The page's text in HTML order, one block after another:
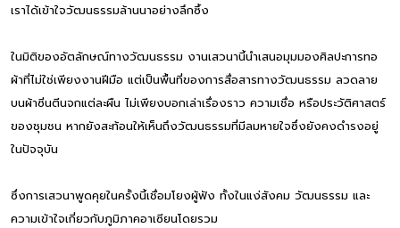
เราได้เข้าใจวัฒนธรรมล้านนาอย่างลึกซึ้ง
ในมิติของอัตลักษณ์ทางวัฒนธรรม งานเสวนานี้นำเสนอมุมมองศิลปะการทอ
ผ้าที่ไม่ใช่เพียงงานฝีมือ แต่เป็นพื้นที่ของการสื่อสารทางวัฒนธรรม ลวดลาย
บนผ้าซิ่นตีนจกแต่ละผืน ไม่เพียงบอกเล่าเรื่องราว ความเชื่อ หรือประวัติศาสตร์
ของชุมชน หากยังสะท้อนให้เห็นถึงวัฒนธรรมที่มีลมหายใจซึ่งยังคงดำรงอยู่
ในปัจจุบัน
ซึ่งการเสวนาพูดคุยในครั้งนี้เชื่อมโยงผู้ฟัง ทั้งในแง่สังคม วัฒนธรรม และ
ความเข้าใจเกี่ยวกับภูมิภาคอาเซียนโดยรวม